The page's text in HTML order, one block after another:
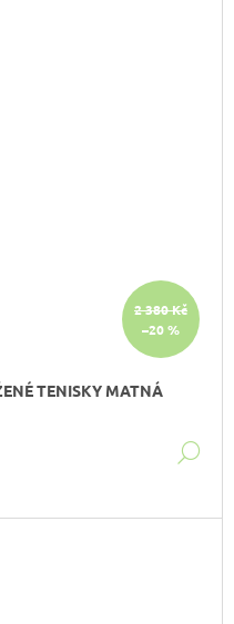
2 380 Kč
–20 %
TENISKY MATNÁ